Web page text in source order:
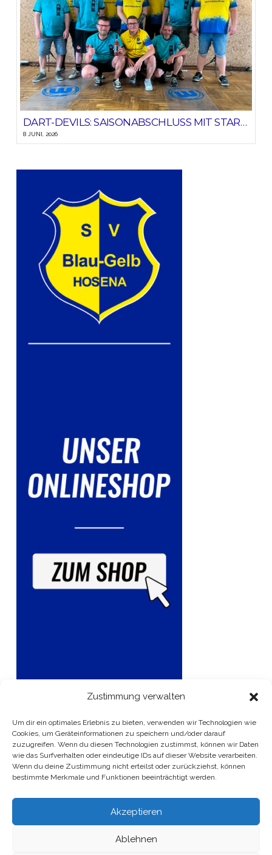
Zustimmung verwalten
Um dir ein optimales Erlebnis zu bieten, verwenden wir Technologien wie
Cookies, um Geräteinformationen zu speichern und/oder darauf
zuzugreifen. Wenn du diesen Technologien zustimmst, können wir Daten
wie das Surfverhalten oder eindeutige IDs auf dieser Website verarbeiten.
Wenn du deine Zustimmung nicht erteilst oder zurückziehst, können
bestimmte Merkmale und Funktionen beeinträchtigt werden.
Akzeptieren
Ablehnen
DART-DEVILS: SAISONABSCHLUSS MIT STARKEM HEIMSIEG!
8 JUNI, 2026